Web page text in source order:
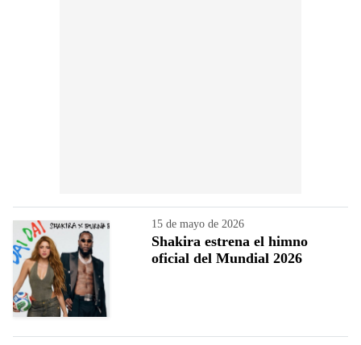
15 de mayo de 2026
Shakira estrena el himno
oficial del Mundial 2026